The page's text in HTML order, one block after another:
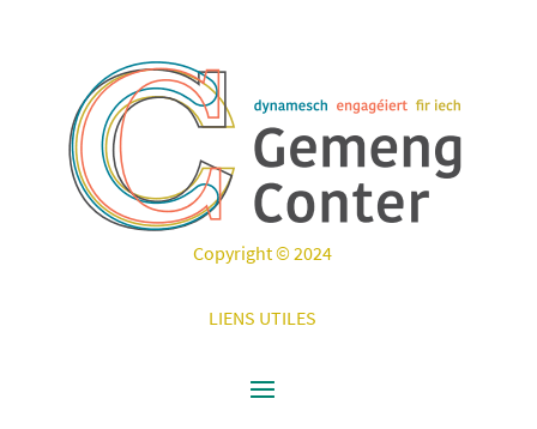
Copyright © 2024
LIENS UTILES